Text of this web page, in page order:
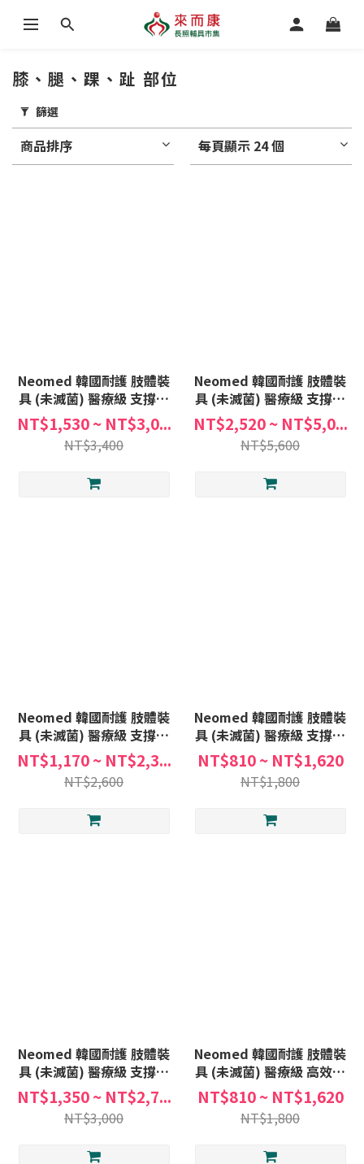
膝、腿、踝、趾 部位
篩選
商品排序 每頁顯示 24 個
Neomed 韓國耐護 肢體裝
具 (未滅菌) 醫療級 支撐型
護膝 JC-7220 左右適用
NT$1,530 ~ NT$3,0...
NT$3,400
Neomed 韓國耐護 肢體裝
具 (未滅菌) 醫療級 支撐型
磁石護膝 JC-M-21 左右適
用
NT$2,520 ~ NT$5,0...
NT$5,600
Neomed 韓國耐護 肢體裝
具 (未滅菌) 醫療級 支撐型
護膝 JC-7210 左右適用
NT$1,170 ~ NT$2,3...
NT$2,600
Neomed 韓國耐護 肢體裝
具 (未滅菌) 醫療級 支撐型
護膝 JC-080 左右適用
NT$810 ~ NT$1,620
NT$1,800
Neomed 韓國耐護 肢體裝
具 (未滅菌) 醫療級 支撐型
護膝 JC-7260 左右適用
NT$1,350 ~ NT$2,7...
NT$3,000
Neomed 韓國耐護 肢體裝
具 (未滅菌) 醫療級 高效透
氣 護膝 JC-300 左右適用
NT$810 ~ NT$1,620
NT$1,800